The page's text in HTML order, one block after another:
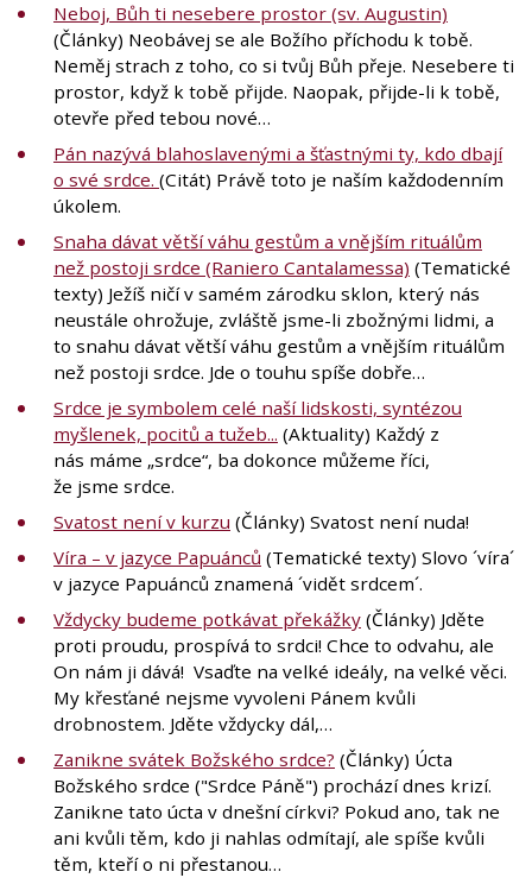
Neboj, Bůh ti nesebere prostor (sv. Augustin)
(Články) Neobávej se ale Božího příchodu k tobě.
Neměj strach z toho, co si tvůj Bůh přeje. Nesebere ti
prostor, když k tobě přijde. Naopak, přijde-li k tobě,
otevře před tebou nové…
Pán nazývá blahoslavenými a šťastnými ty, kdo dbají
o své srdce. (Citát) Právě toto je naším každodenním
úkolem.
Snaha dávat větší váhu gestům a vnějším rituálům
než postoji srdce (Raniero Cantalamessa) (Tematické
texty) Ježíš ničí v samém zárodku sklon, který nás
neustále ohrožuje, zvláště jsme-li zbožnými lidmi, a
to snahu dávat větší váhu gestům a vnějším rituálům
než postoji srdce. Jde o touhu spíše dobře…
Srdce je symbolem celé naší lidskosti, syntézou
myšlenek, pocitů a tužeb... (Aktuality) Každý z
nás máme „srdce“, ba dokonce můžeme říci,
že jsme srdce.
Svatost není v kurzu (Články) Svatost není nuda!
Víra – v jazyce Papuánců (Tematické texty) Slovo ´víra´
v jazyce Papuánců znamená ´vidět srdcem´.
Vždycky budeme potkávat překážky (Články) Jděte
proti proudu, prospívá to srdci! Chce to odvahu, ale
On nám ji dává! Vsaďte na velké ideály, na velké věci.
My křesťané nejsme vyvoleni Pánem kvůli
drobnostem. Jděte vždycky dál,…
Zanikne svátek Božského srdce? (Články) Úcta
Božského srdce ("Srdce Páně") prochází dnes krizí.
Zanikne tato úcta v dnešní církvi? Pokud ano, tak ne
ani kvůli těm, kdo ji nahlas odmítají, ale spíše kvůli
těm, kteří o ni přestanou…